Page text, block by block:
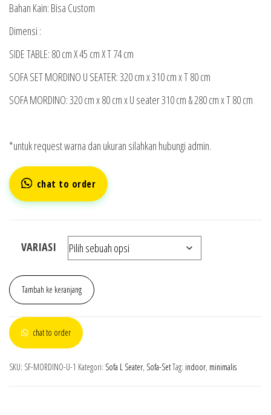
Bahan Kain: Bisa Custom
Dimensi :
SIDE TABLE: 80 cm X 45 cm X T 74 cm
SOFA SET MORDINO U SEATER: 320 cm x 310 cm x T 80 cm
SOFA MORDINO: 320 cm x 80 cm x U seater 310 cm & 280 cm x T 80 cm
*untuk request warna dan ukuran silahkan hubungi admin.
chat to order
VARIASI
Tambah ke keranjang
chat to order
SKU: SF-MORDINO-U-1 Kategori: Sofa L Seater, Sofa-SetTag: indoor, minimalis